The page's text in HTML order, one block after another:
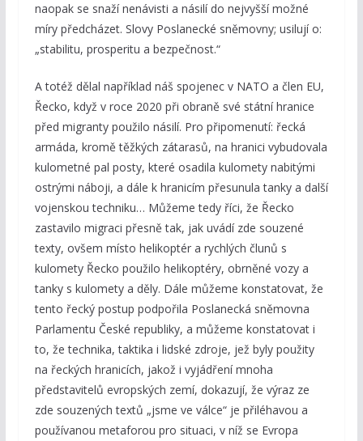
naopak se snaží nenávisti a násilí do nejvyšší možné
míry předcházet. Slovy Poslanecké sněmovny; usilují o:
„stabilitu, prosperitu a bezpečnost.“
A totéž dělal například náš spojenec v NATO a člen EU,
Řecko, když v roce 2020 při obraně své státní hranice
před migranty použilo násilí. Pro připomenutí: řecká
armáda, kromě těžkých zátarasů, na hranici vybudovala
kulometné pal posty, které osadila kulomety nabitými
ostrými náboji, a dále k hranicím přesunula tanky a další
vojenskou techniku… Můžeme tedy říci, že Řecko
zastavilo migraci přesně tak, jak uvádí zde souzené
texty, ovšem místo helikoptér a rychlých člunů s
kulomety Řecko použilo helikoptéry, obrněné vozy a
tanky s kulomety a děly. Dále můžeme konstatovat, že
tento řecký postup podpořila Poslanecká sněmovna
Parlamentu České republiky, a můžeme konstatovat i
to, že technika, taktika i lidské zdroje, jež byly použity
na řeckých hranicích, jakož i vyjádření mnoha
představitelů evropských zemí, dokazují, že výraz ze
zde souzených textů „jsme ve válce“ je přiléhavou a
používanou metaforou pro situaci, v níž se Evropa